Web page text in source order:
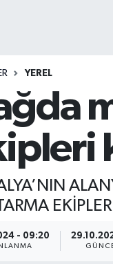
YEREL
- 09:20